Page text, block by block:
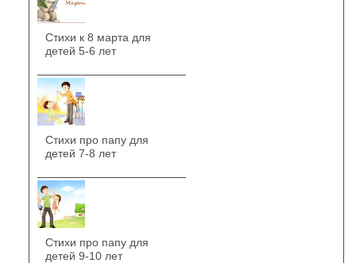
Стихи к 8 марта для
детей 5-6 лет
Стихи про папу для
детей 7-8 лет
Стихи про папу для
детей 9-10 лет